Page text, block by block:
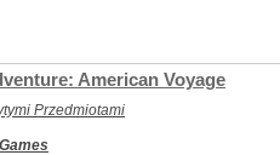
American Voyage
Przedmiotami